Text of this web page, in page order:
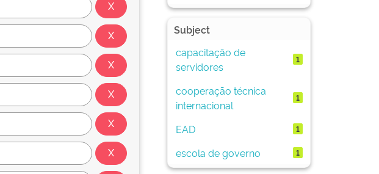
Subject
capacitação de
servidores
1
cooperação técnica
internacional
1
EAD 1
escola de governo 1